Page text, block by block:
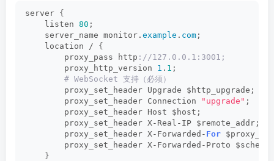
server {
    listen
80 ;
    server_name monitor.
example . com ;
    location /
{
        proxy_pass http
://127.0.0.1:3001;
        proxy_http_version
1 . 1 ;
# WebSocket 支持（必须）
        proxy_set_header Upgrade $http_upgrade;
        proxy_set_header Connection
"upgrade" ;
        proxy_set_header Host $host;
        proxy_set_header X-Real-IP $remote_addr;
        proxy_set_header X-Forwarded-
For
        proxy_set_header X-Forwarded-Proto $scheme;
}